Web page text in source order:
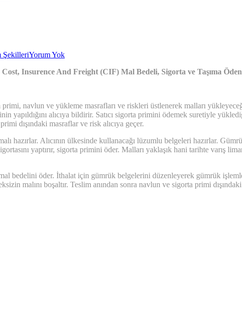
ŞekilleriYorum Yok
Cost, Insurence And Freight (CIF) Mal Bedeli, Sigorta ve Taşıma
navlun ve yükleme masrafları ve riskleri üstlenerek malları
yapıldığını alıcıya bildirir. Satıcı sigorta primini ödemek suretiyle
dışındaki masraflar ve risk alıcıya geçer.
hazırlar. Alıcının ülkesinde kullanacağı lüzumlu belgeleri hazırlar.
yaptırır, sigorta primini öder. Malları yaklaşık hani tarihte varış
bedelini öder. İthalat için gümrük belgelerini düzenleyerek gümrük
malını boşaltır. Teslim anından sonra navlun ve sigorta primi